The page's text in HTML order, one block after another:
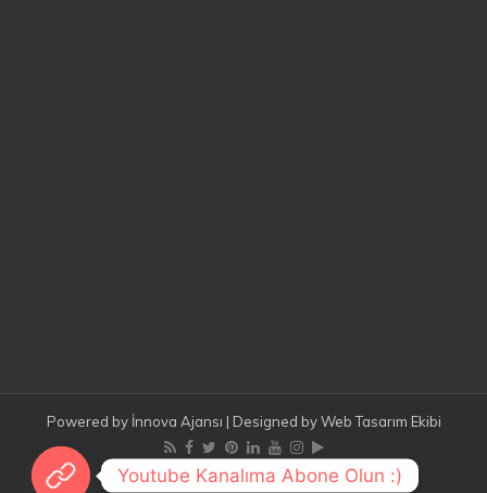
Powered by İnnova Ajansı | Designed byWeb Tasarım Ekibi
© Copyright 2026, All Rights Reserved
Youtube Kanalıma Abone Olun :)